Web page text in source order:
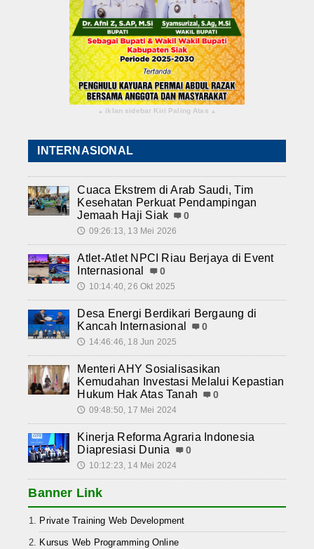
▴ iklan sidebar Kiri Paling Atas ▴
INTERNASIONAL
Cuaca Ekstrem di Arab Saudi, Tim
Kesehatan Perkuat Pendampingan
Jemaah Haji Siak
0
🕔 09:26:13, 13 Mei 2026
Atlet-Atlet NPCI Riau Berjaya di Event
Internasional
0
🕔 10:14:40, 26 Okt 2025
Desa Energi Berdikari Bergaung di
Kancah Internasional
0
🕔 14:46:46, 18 Jun 2025
Menteri AHY Sosialisasikan
Kemudahan Investasi Melalui Kepastian
Hukum Hak Atas Tanah
0
🕔 09:48:50, 17 Mei 2024
Kinerja Reforma Agraria Indonesia
Diapresiasi Dunia
0
🕔 10:12:23, 14 Mei 2024
Banner Link
Private Training Web Development
Kursus Web Programming Online